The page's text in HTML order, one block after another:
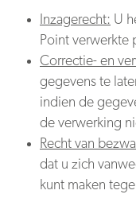
Inzagerecht: U
Point verwerkte
Correctie- en
gegevens te
indien de
de verwerking
Recht van
dat u zich
kunt maken